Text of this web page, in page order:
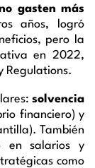
gasten más
años, logró
pero la
en 2022,
Regulations.
solvencia
financiero) y
También
en salarios y
como